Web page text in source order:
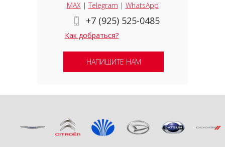
MAX|Telegram | WhatsApp
+7 (925) 525-0485
Как добраться?
НАПИШИТЕ НАМ